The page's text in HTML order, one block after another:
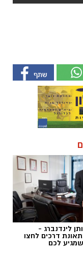
לינדנברג -
דרכים לחצו
לכם